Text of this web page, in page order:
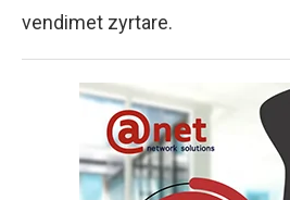
vendimet zyrtare.